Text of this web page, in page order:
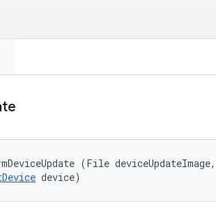
(File deviceUpdateImage,
device)